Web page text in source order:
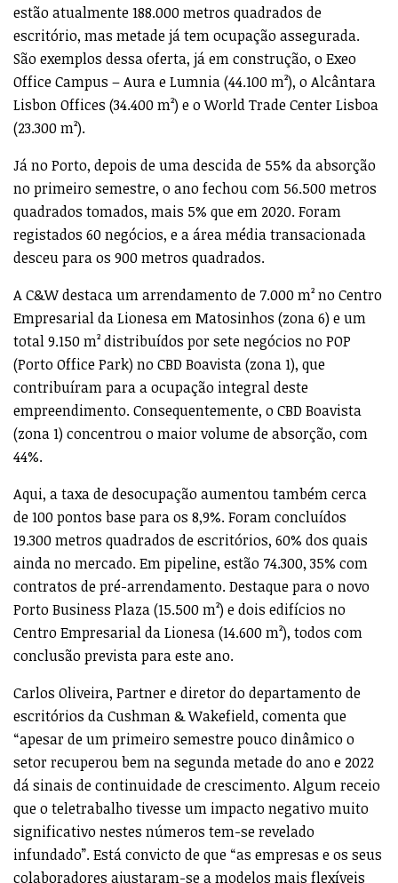
estão atualmente 188.000 metros quadrados de
escritório, mas metade já tem ocupação assegurada.
São exemplos dessa oferta, já em construção, o Exeo
Office Campus – Aura e Lumnia (44.100 m²), o Alcântara
Lisbon Offices (34.400 m²) e o World Trade Center Lisboa
(23.300 m²).
Já no Porto, depois de uma descida de 55% da absorção
no primeiro semestre, o ano fechou com 56.500 metros
quadrados tomados, mais 5% que em 2020. Foram
registados 60 negócios, e a área média transacionada
desceu para os 900 metros quadrados.
A C&W destaca um arrendamento de 7.000 m² no Centro
Empresarial da Lionesa em Matosinhos (zona 6) e um
total 9.150 m² distribuídos por sete negócios no POP
(Porto Office Park) no CBD Boavista (zona 1), que
contribuíram para a ocupação integral deste
empreendimento. Consequentemente, o CBD Boavista
(zona 1) concentrou o maior volume de absorção, com
44%.
Aqui, a taxa de desocupação aumentou também cerca
de 100 pontos base para os 8,9%. Foram concluídos
19.300 metros quadrados de escritórios, 60% dos quais
ainda no mercado. Em pipeline, estão 74.300, 35% com
contratos de pré-arrendamento. Destaque para o novo
Porto Business Plaza (15.500 m²) e dois edifícios no
Centro Empresarial da Lionesa (14.600 m²), todos com
conclusão prevista para este ano.
Carlos Oliveira, Partner e diretor do departamento de
escritórios da Cushman & Wakefield, comenta que
“apesar de um primeiro semestre pouco dinâmico o
setor recuperou bem na segunda metade do ano e 2022
dá sinais de continuidade de crescimento. Algum receio
que o teletrabalho tivesse um impacto negativo muito
significativo nestes números tem-se revelado
infundado”. Está convicto de que “as empresas e os seus
colaboradores ajustaram-se a modelos mais flexíveis